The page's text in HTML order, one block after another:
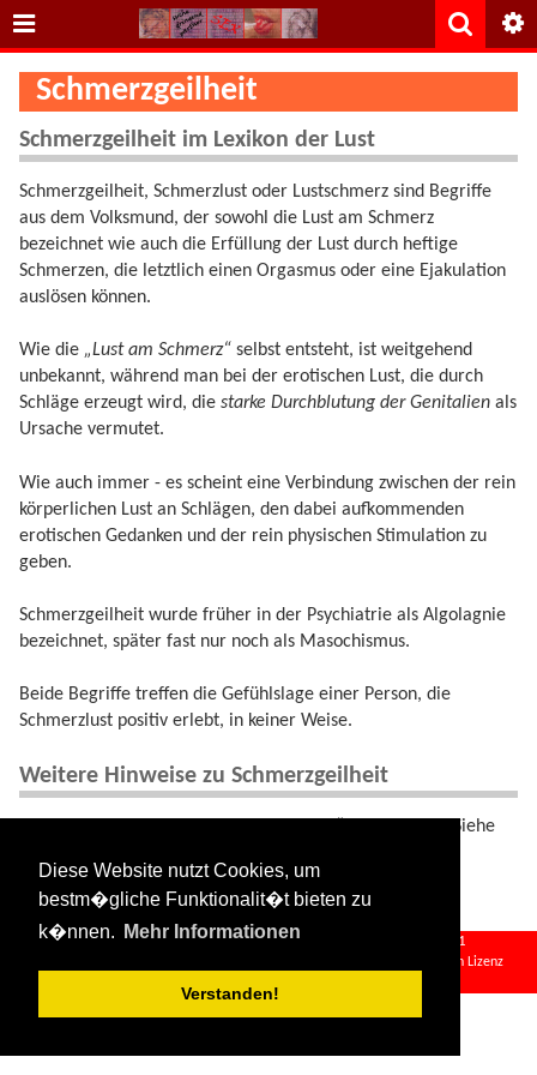
Diese Website nutzt Cookies, um
bestm�gliche Funktionalit�t bieten zu
k�nnen.
Mehr Informationen
Verstanden!
Schmerzgeilheit
Schmerzgeilheit im Lexikon der Lust
Schmerzgeilheit, Schmerzlust oder Lustschmerz sind Begriffe
aus dem Volksmund, der sowohl die Lust am Schmerz
bezeichnet wie auch die Erfüllung der Lust durch heftige
Schmerzen, die letztlich einen Orgasmus oder eine Ejakulation
auslösen können.
Wie die „Lust am Schmerz“ selbst entsteht, ist weitgehend
unbekannt, während man bei der erotischen Lust, die durch
Schläge erzeugt wird, die starke Durchblutung der Genitalien als
Ursache vermutet.
Wie auch immer - es scheint eine Verbindung zwischen der rein
körperlichen Lust an Schlägen, den dabei aufkommenden
erotischen Gedanken und der rein physischen Stimulation zu
geben.
Schmerzgeilheit wurde früher in der Psychiatrie als Algolagnie
bezeichnet, später fast nur noch als Masochismus.
Beide Begriffe treffen die Gefühlslage einer Person, die
Schmerzlust positiv erlebt, in keiner Weise.
Weitere Hinweise zu Schmerzgeilheit
“ beschrieben. Siehe
schmerzgeilheit.txt· Zuletzt geändert:2024/08/11 09:34 127.0.0.1
Falls nicht anders bezeichnet, ist der Inhalt dieses Wikis unter der folgenden Lizenz